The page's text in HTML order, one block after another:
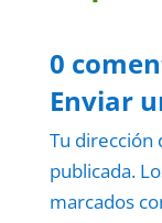
0
Enviar
Tu dirección
publicada.
marcados